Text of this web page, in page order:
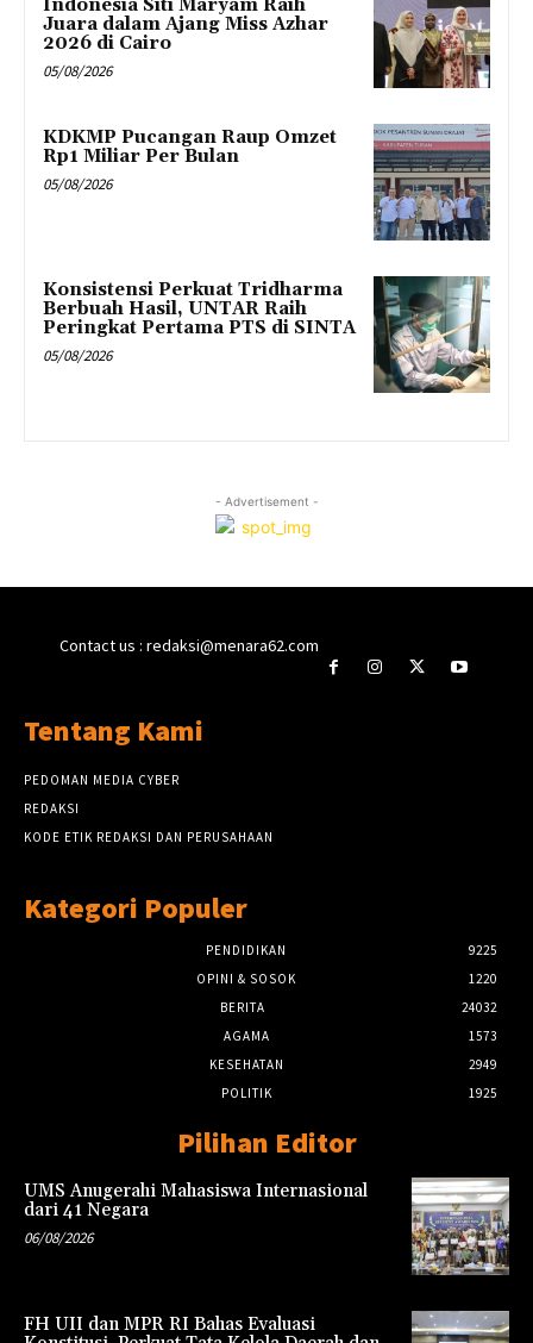
Indonesia Siti Maryam Raih
Juara dalam Ajang Miss Azhar
2026 di Cairo
05/08/2026
KDKMP Pucangan Raup Omzet
Rp1 Miliar Per Bulan
05/08/2026
Konsistensi Perkuat Tridharma
Berbuah Hasil, UNTAR Raih
Peringkat Pertama PTS di SINTA
05/08/2026
- Advertisement -
Contact us : redaksi@menara62.com
Tentang Kami
PEDOMAN MEDIA CYBER
REDAKSI
KODE ETIK REDAKSI DAN PERUSAHAAN
Kategori Populer
PENDIDIKAN
9225
OPINI & SOSOK
1220
BERITA
24032
AGAMA
1573
KESEHATAN
2949
POLITIK
1925
Pilihan Editor
UMS Anugerahi Mahasiswa Internasional
dari 41 Negara
06/08/2026
FH UII dan MPR RI Bahas Evaluasi